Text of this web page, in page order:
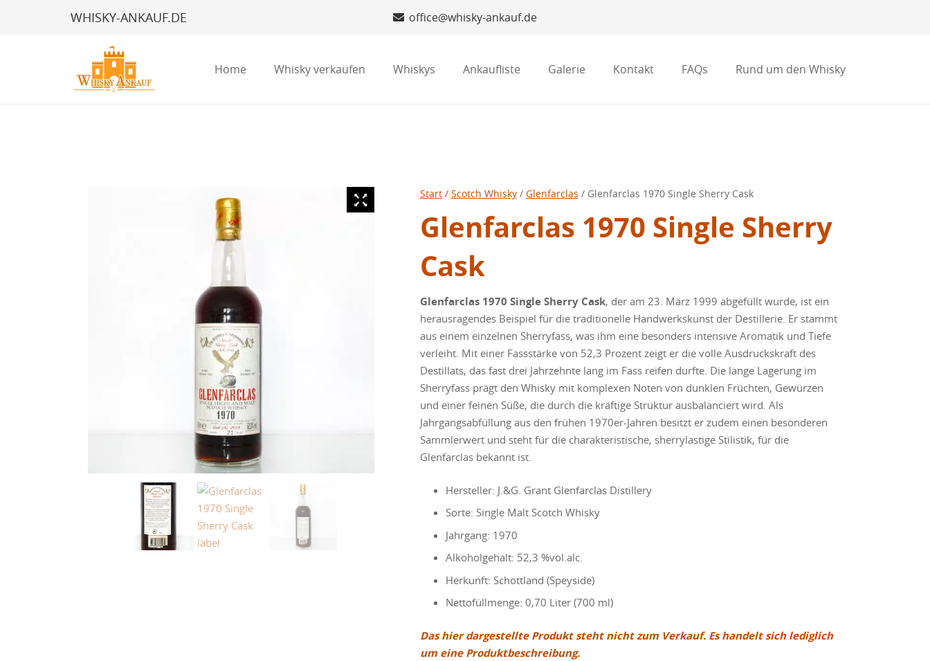
WHISKY-ANKAUF.DE office@whisky-ankauf.de
Home Whisky verkaufen Whiskys Ankaufliste Galerie Kontakt FAQs Rund um den Whisky
Start/ Scotch Whisky/ Glenfarclas / Glenfarclas 1970 Single Sherry Cask
Glenfarclas 1970 Single Sherry
Cask
Glenfarclas 1970 Single Sherry Cask, der am 23. März 1999 abgefüllt wurde, ist ein
herausragendes Beispiel für die traditionelle Handwerkskunst der Destillerie. Er stammt
aus einem einzelnen Sherryfass, was ihm eine besonders intensive Aromatik und Tiefe
verleiht. Mit einer Fassstärke von 52,3 Prozent zeigt er die volle Ausdruckskraft des
Destillats, das fast drei Jahrzehnte lang im Fass reifen durfte. Die lange Lagerung im
Sherryfass prägt den Whisky mit komplexen Noten von dunklen Früchten, Gewürzen
und einer feinen Süße, die durch die kräftige Struktur ausbalanciert wird. Als
Jahrgangsabfüllung aus den frühen 1970er-Jahren besitzt er zudem einen besonderen
Sammlerwert und steht für die charakteristische, sherrylastige Stilistik, für die
Glenfarclas bekannt ist.
Hersteller: J.&G. Grant Glenfarclas Distillery
Sorte: Single Malt Scotch Whisky
Jahrgang: 1970
Alkoholgehalt: 52,3 %vol.alc.
Herkunft: Schottland (Speyside)
Nettofüllmenge: 0,70 Liter (700 ml)
Das hier dargestellte Produkt steht nicht zum Verkauf. Es handelt sich lediglich
um eine Produktbeschreibung.